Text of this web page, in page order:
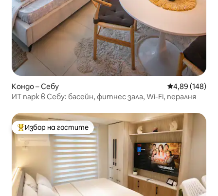
Кондо – Себу Средна
4,89 (148)
ИТ парк в Себу: басейн, фитнес зала, Wi-Fi, пералня
Най-популярен избор на гостите
Избор на гостите